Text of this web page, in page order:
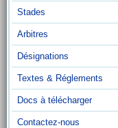
Stades
Arbitres
Désignations
Textes & Réglements
Docs à télécharger
Contactez-nous